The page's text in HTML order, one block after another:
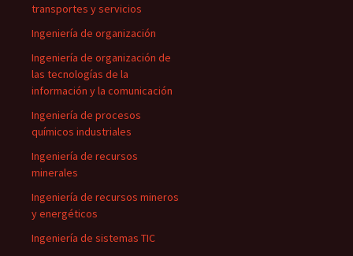
transportes y servicios
Ingeniería de organización
Ingeniería de organización de
las tecnologías de la
información y la comunicación
Ingeniería de procesos
químicos industriales
Ingeniería de recursos
minerales
Ingeniería de recursos mineros
y energéticos
Ingeniería de sistemas TIC